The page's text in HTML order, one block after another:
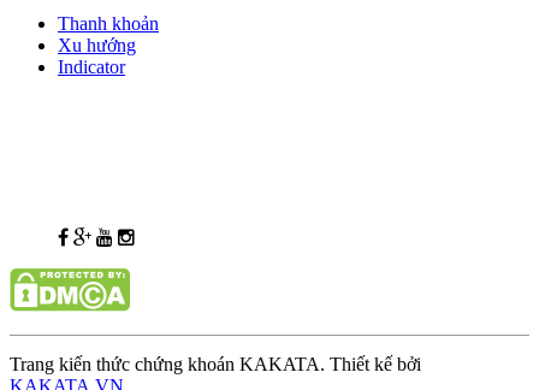
Thanh khoản
Xu hướng
Indicator
Trang kiến thức chứng khoán KAKATA. Thiết kế bởi
KAKATA.VN